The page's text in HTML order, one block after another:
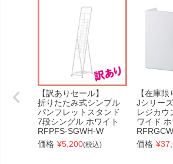
【訳ありセール】
折りたたみ式シンプル
パンフレットスタンド
7段シングル ホワイト
RFPFS-SGWH-W
価格 ¥5,200(税込)
【在庫限
Jシリーズ
レジカウ
ワイド
価格 ¥